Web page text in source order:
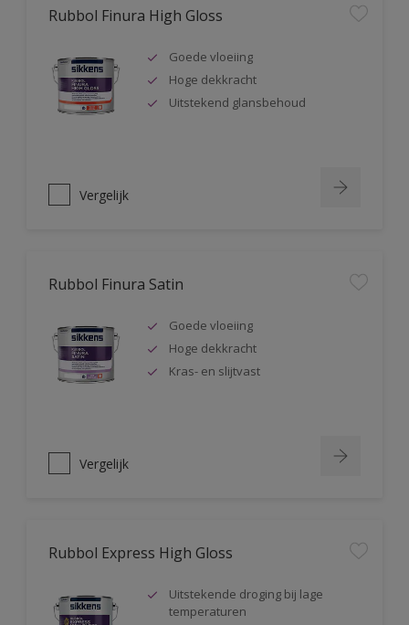
Rubbol Finura High Gloss
Goede vloeiing
Hoge dekkracht
Uitstekend glansbehoud
Vergelijk
Rubbol Finura Satin
Goede vloeiing
Hoge dekkracht
Kras- en slijtvast
Vergelijk
Rubbol Express High Gloss
Uitstekende droging bij lage
temperaturen